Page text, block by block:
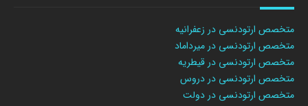
متخصص ارتودنسی در زعفرانیه
متخصص ارتودنسی در میرداماد
متخصص ارتودنسی در قیطریه
متخصص ارتودنسی در دروس
متخصص ارتودنسی در دولت